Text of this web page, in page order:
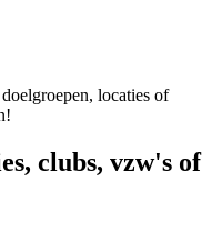
locaties of
clubs, vzw's of